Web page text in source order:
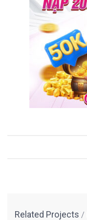
Related Projects